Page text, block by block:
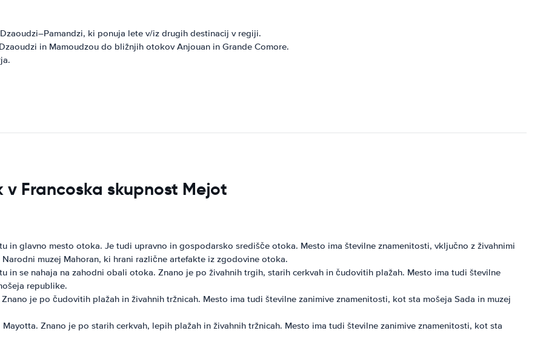
ki ponuja lete v/iz drugih destinacij v regiji.
in Mamoudzou do bližnjih otokov Anjouan in Grande Comore.
Francoska skupnost Mejot
in glavno mesto otoka. Je tudi upravno in gospodarsko središče otoka. Mesto ima številne znamenitosti, vključno z živahnimi
muzej Mahoran, ki hrani različne artefakte iz zgodovine otoka.
in se nahaja na zahodni obali otoka. Znano je po živahnih trgih, starih cerkvah in čudovitih plažah. Mesto ima tudi številne
republike.
je po čudovitih plažah in živahnih tržnicah. Mesto ima tudi številne zanimive znamenitosti, kot sta mošeja Sada in muzej
Znano je po starih cerkvah, lepih plažah in živahnih tržnicah. Mesto ima tudi številne zanimive znamenitosti, kot sta